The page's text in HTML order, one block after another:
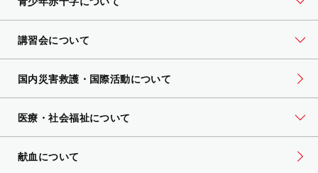
講習会について
国内災害救護・国際活動について
医療・社会福祉について
献血について